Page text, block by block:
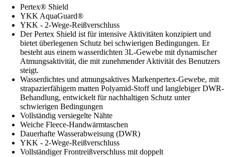
Pertex® Shield
YKK AquaGuard®
YKK - 2-Wege-Reißverschluss
Der Pertex Shield ist für intensive Aktivitäten konzipiert und
bietet überlegenen Schutz bei schwierigen Bedingungen. Er
besteht aus einem wasserdichten 3L-Gewebe mit dynamischer
Atmungsaktivität, die mit zunehmender Aktivität des Benutzers
steigt.
Wasserdichtes und atmungsaktives Markenpertex-Gewebe, mit
strapazierfähigem matten Polyamid-Stoff und langlebiger DWR-
Behandlung, entwickelt für nachhaltigen Schutz unter
schwierigen Bedingungen
Vollständig versiegelte Nähte
Weiche Fleece-Handwärmtaschen
Dauerhafte Wasserabweisung (DWR)
YKK - 2-Wege-Reißverschluss
Vollständiger Frontreißverschluss mit doppelt